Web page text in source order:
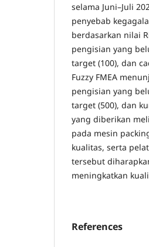
selama Juni–Juli
penyebab
berdasarkan nilai
pengisian yang
target (100), dan
Fuzzy FMEA
pengisian yang
target (500), dan
yang diberikan
pada mesin
kualitas, serta
tersebut
meningkatkan
References